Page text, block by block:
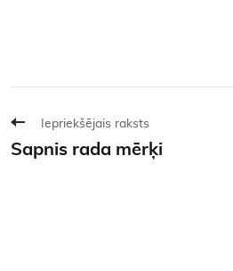
Iepriekšējais raksts
Sapnis rada mērķi